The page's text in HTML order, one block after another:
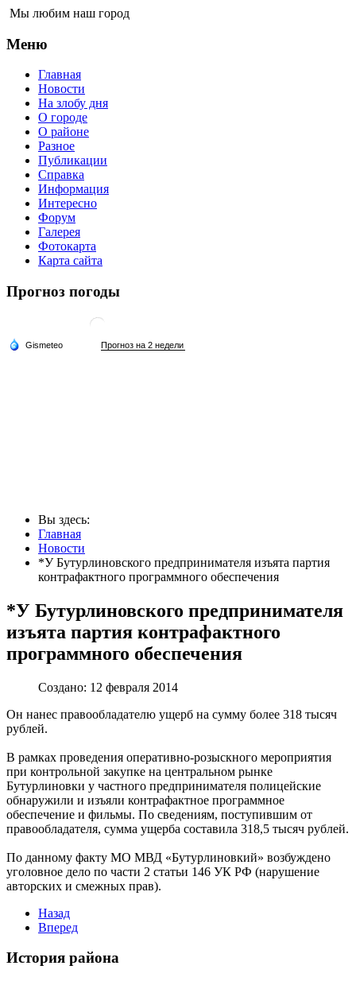
Мы любим наш город
Меню
Главная
Новости
На злобу дня
О городе
О районе
Разное
Публикации
Справка
Информация
Интересно
Форум
Галерея
Фотокарта
Карта сайта
Прогноз погоды
Вы здесь:
Главная
Новости
*У Бутурлиновского предпринимателя изъята партия
контрафактного программного обеспечения
*У Бутурлиновского предпринимателя
изъята партия контрафактного
программного обеспечения
Создано: 12 февраля 2014
Он нанес правообладателю ущерб на сумму более 318 тысяч
рублей.
В рамках проведения оперативно-розыскного мероприятия
при контрольной закупке на центральном рынке
Бутурлиновки у частного предпринимателя полицейские
обнаружили и изъяли контрафактное программное
обеспечение и фильмы. По сведениям, поступившим от
правообладателя, сумма ущерба составила 318,5 тысяч рублей.
По данному факту МО МВД «Бутурлиновкий» возбуждено
уголовное дело по части 2 статьи 146 УК РФ (нарушение
авторских и смежных прав).
Назад
Вперед
История района